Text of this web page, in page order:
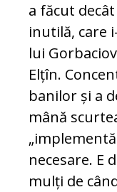
a făcut
inutilă, care
lui
Elțîn.
banilor și a
mână
necesare. E
mulți de